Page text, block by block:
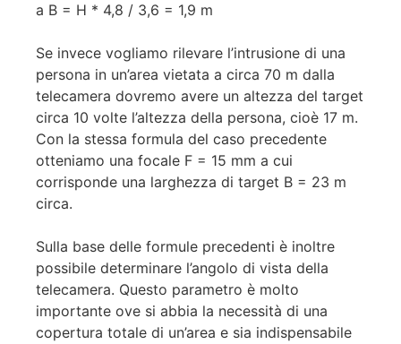
a B = H * 4,8 / 3,6 = 1,9 m
Se invece vogliamo rilevare l’intrusione di una
persona in un’area vietata a circa 70 m dalla
telecamera dovremo avere un altezza del target
circa 10 volte l’altezza della persona, cioè 17 m.
Con la stessa formula del caso precedente
otteniamo una focale F = 15 mm a cui
corrisponde una larghezza di target B = 23 m
circa.
Sulla base delle formule precedenti è inoltre
possibile determinare l’angolo di vista della
telecamera. Questo parametro è molto
importante ove si abbia la necessità di una
copertura totale di un’area e sia indispensabile